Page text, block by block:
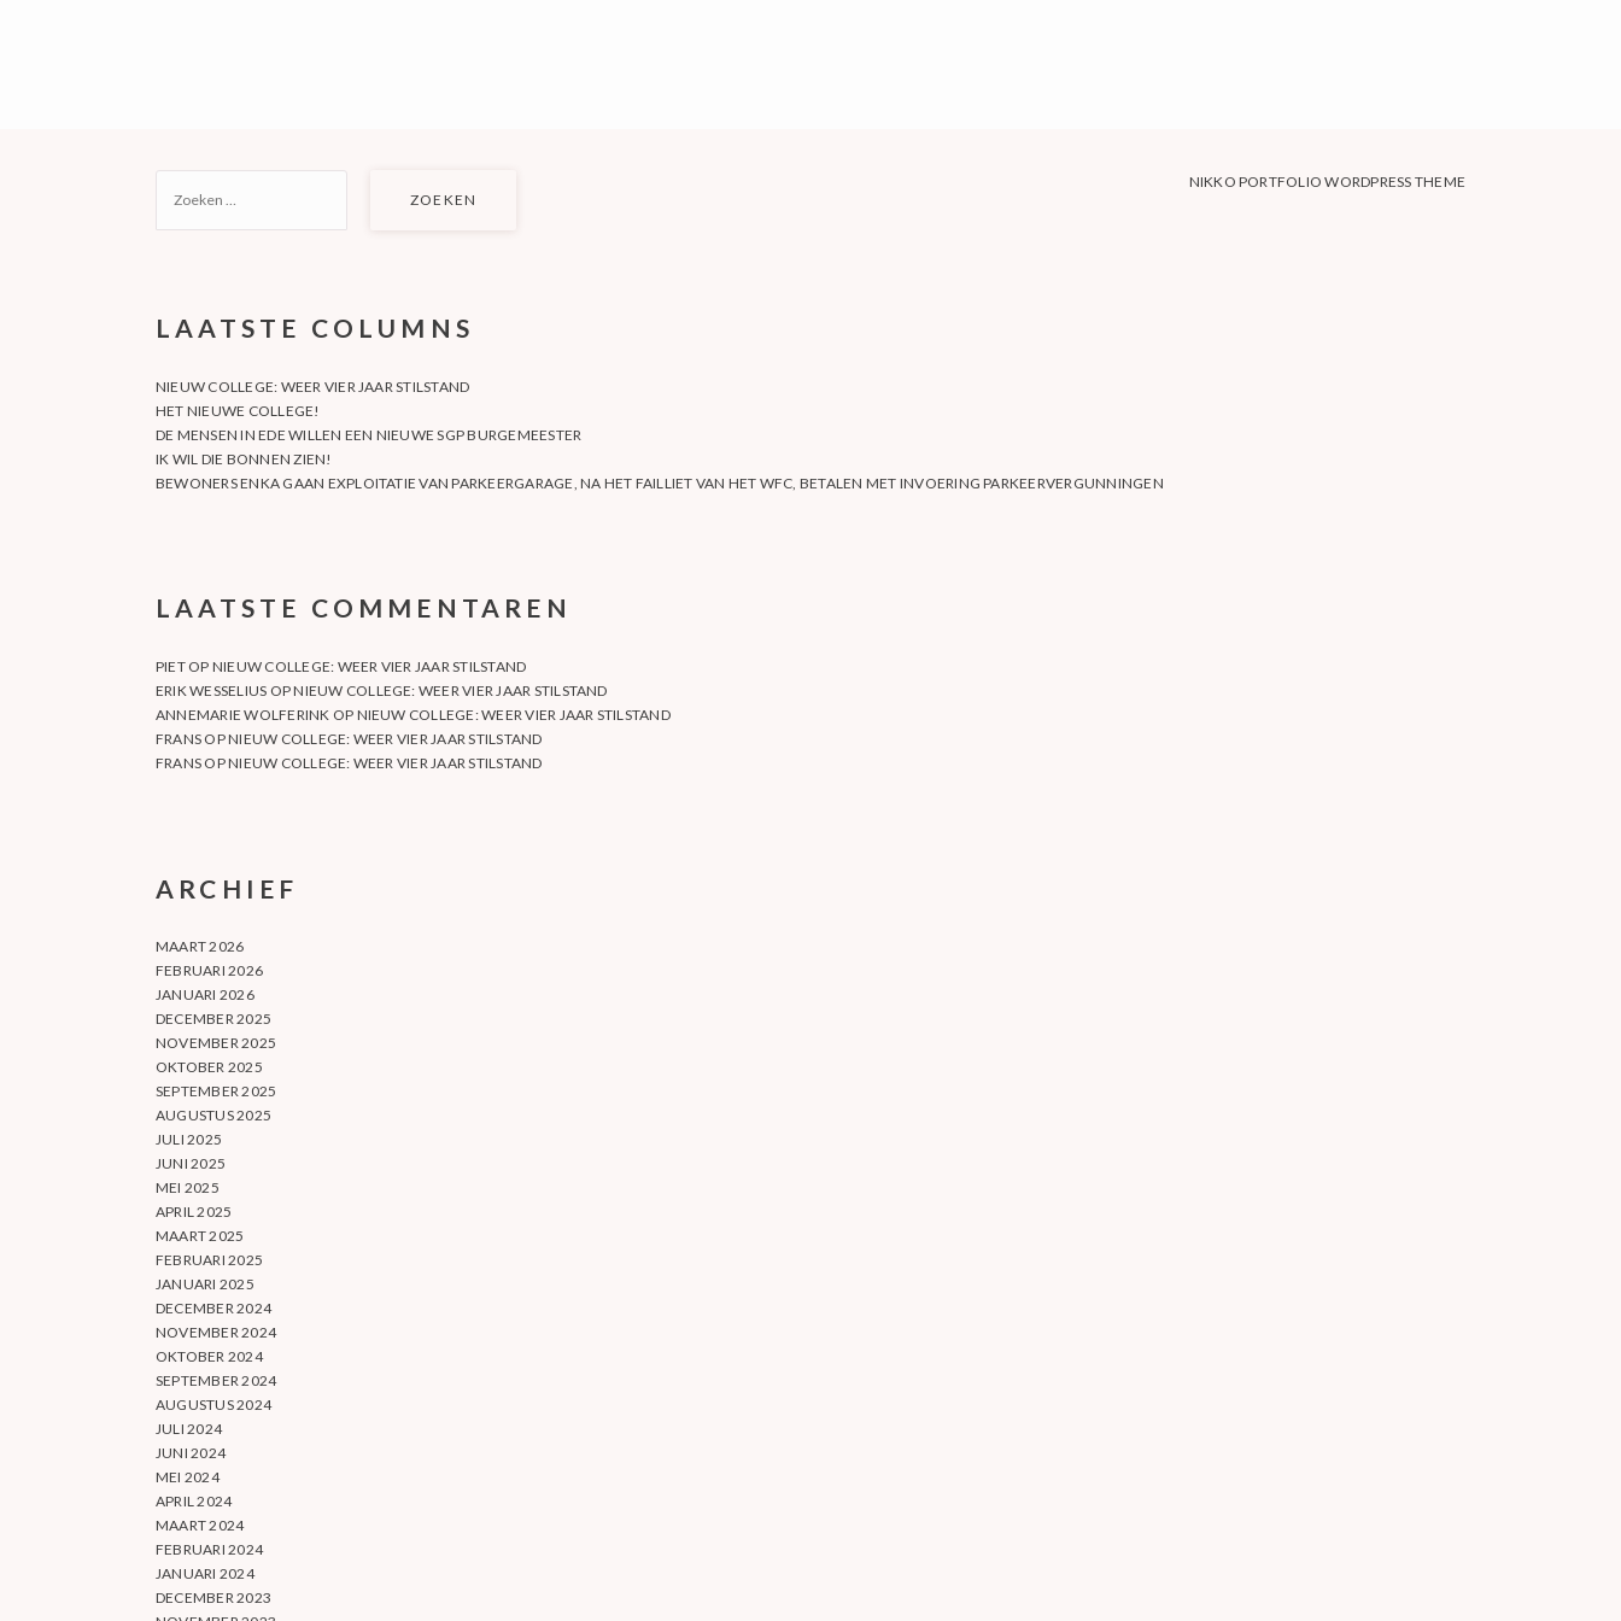
NAAR:
LAATSTE COLUMNS
NIEUW COLLEGE: WEER VIER JAAR STILSTAND
HET NIEUWE COLLEGE!
DE MENSEN IN EDE WILLEN EEN NIEUWE SGP BURGEMEESTER
IK WIL DIE BONNEN ZIEN!
BEWONERS ENKA GAAN EXPLOITATIE VAN PARKEERGARAGE, NA HET FAILLIET VAN HET WFC, BETALEN MET INVOERING PARKEERVERGUNNINGEN
LAATSTE COMMENTAREN
PIETOP NIEUW COLLEGE: WEER VIER JAAR STILSTAND
ERIK WESSELIUS OPNIEUW COLLEGE: WEER VIER JAAR STILSTAND
ANNEMARIE WOLFERINK OP NIEUW COLLEGE: WEER VIER JAAR STILSTAND
FRANS OPNIEUW COLLEGE: WEER VIER JAAR STILSTAND
FRANS OPNIEUW COLLEGE: WEER VIER JAAR STILSTAND
ARCHIEF
MAART 2026
FEBRUARI 2026
JANUARI 2026
DECEMBER 2025
NOVEMBER 2025
OKTOBER 2025
SEPTEMBER 2025
AUGUSTUS 2025
JULI 2025
JUNI 2025
MEI 2025
APRIL 2025
MAART 2025
FEBRUARI 2025
JANUARI 2025
DECEMBER 2024
NOVEMBER 2024
OKTOBER 2024
SEPTEMBER 2024
AUGUSTUS 2024
JULI 2024
JUNI 2024
MEI 2024
APRIL 2024
MAART 2024
FEBRUARI 2024
JANUARI 2024
DECEMBER 2023
NIKKO PORTFOLIO WORDPRESS THEME